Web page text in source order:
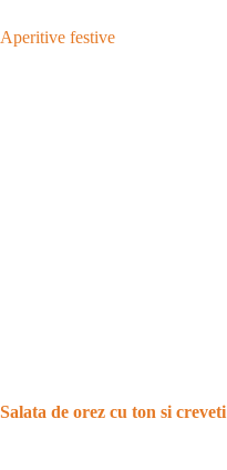
Aperitive festive
Salata de orez cu ton si creveti